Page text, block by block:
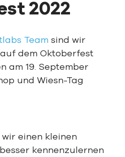
2022
Team sind wir
dem Oktoberfest
am 19. September
und Wiesn-Tag
einen kleinen
kennenzulernen